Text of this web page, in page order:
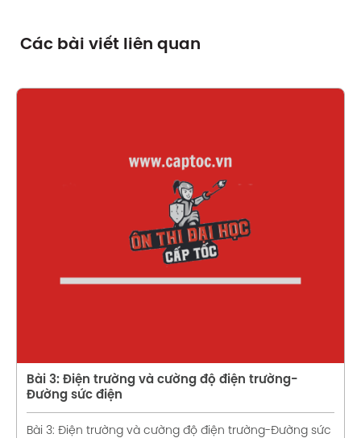
Các bài viết liên quan
Xem chi tiết
Bài 3: Điện trường và cường độ điện trường-
Đường sức điện
Bài 3: Điện trường và cường độ điện trường-Đường sức